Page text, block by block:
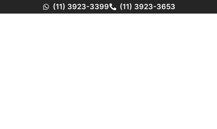
(11) 3923-3399 (11) 3923-3653